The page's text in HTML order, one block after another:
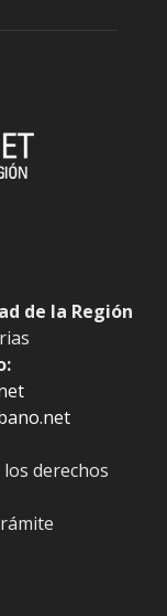
de la Región
derechos